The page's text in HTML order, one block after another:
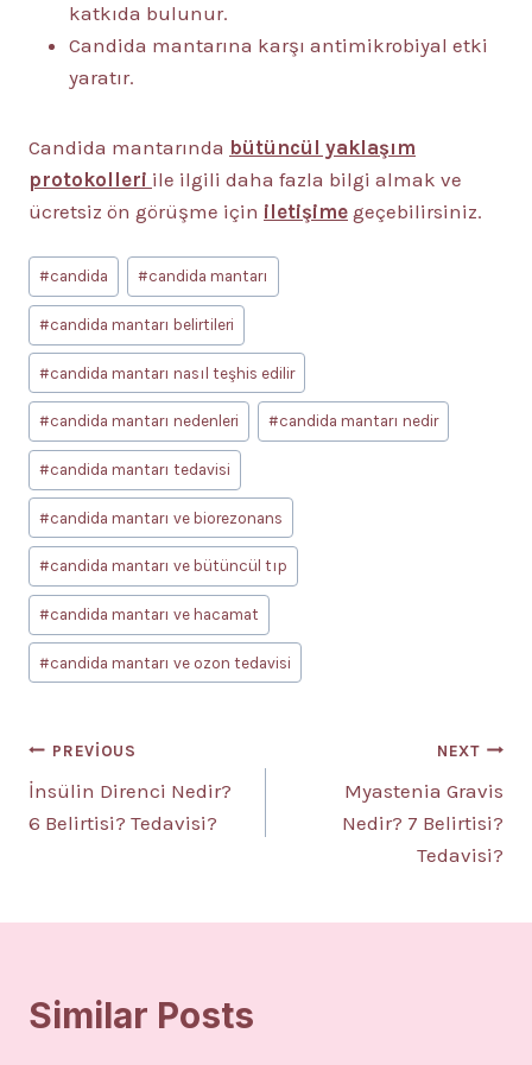
katkıda bulunur.
Candida mantarına karşı antimikrobiyal etki
yaratır.
Candida mantarında bütüncül yaklaşım
protokolleri ile ilgili daha fazla bilgi almak ve
ücretsiz ön görüşme için iletişime geçebilirsiniz.
Post
Tags:
#candida #candida mantarı
#candida mantarı belirtileri
#candida mantarı nasıl teşhis edilir
#candida mantarı nedenleri #candida mantarı nedir
#candida mantarı tedavisi
#candida mantarı ve biorezonans
#candida mantarı ve bütüncül tıp
#candida mantarı ve hacamat
#candida mantarı ve ozon tedavisi
Yazı
gezinmesi
PREVIOUS
İnsülin Direnci Nedir?
6 Belirtisi? Tedavisi?
NEXT
Myastenia Gravis
Nedir? 7 Belirtisi?
Tedavisi?
Similar Posts